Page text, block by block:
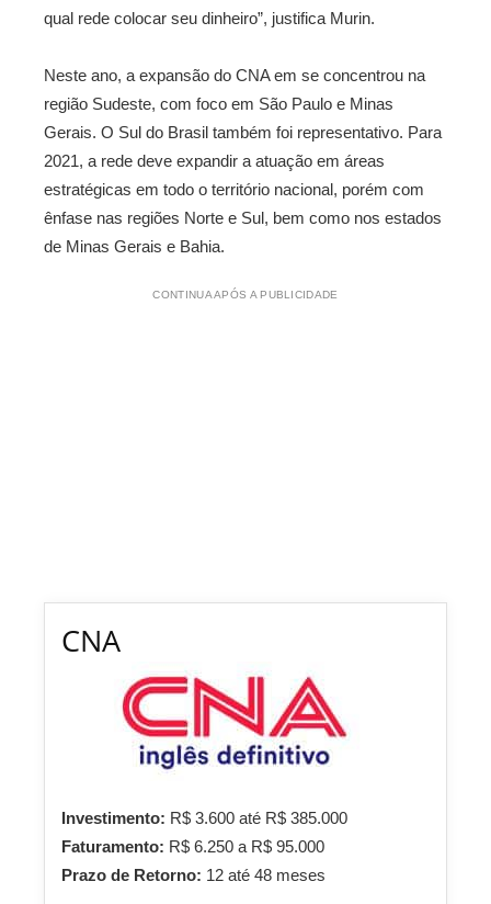
qual rede colocar seu dinheiro”, justifica Murin.
Neste ano, a expansão do CNAem se concentrou na
região Sudeste, com foco em São Paulo e Minas
Gerais. O Sul do Brasil também foi representativo. Para
2021, a rede deve expandir a atuação em áreas
estratégicas em todo o território nacional, porém com
ênfase nas regiões Norte e Sul, bem como nos estados
de Minas Gerais e Bahia.
CONTINUA APÓS A PUBLICIDADE
CNA
Investimento: R$ 3.600 até R$ 385.000
Faturamento: R$ 6.250 a R$ 95.000
Prazo de Retorno: 12 até 48 meses